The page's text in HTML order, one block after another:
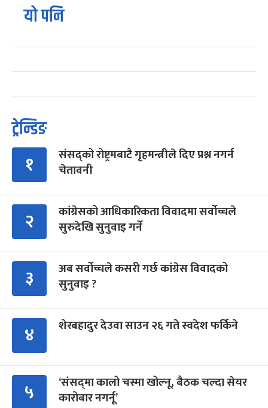
यो पनि
ट्रेन्डिङ
१
संसद्को रोष्ट्रमबाटै गृहमन्त्रीले दिए प्रश्न नगर्न
चेतावनी
२
कांग्रेसको आधिकारिकता विवादमा सर्वोच्चले
सुरुदेखि सुनुवाइ गर्ने
३
अब सर्वोच्चले कसरी गर्छ कांग्रेस विवादको
सुनुवाइ ?
४ शेरबहादुर देउवा साउन २६ गते स्वदेश फर्किने
५
‘संसद्‍मा कालो चस्मा खोल्नू, बैठक चल्दा सेयर
कारोबार नगर्नू’